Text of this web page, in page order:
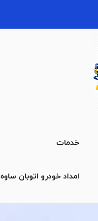
خدمات
امداد خودرو اتوبان ساوه